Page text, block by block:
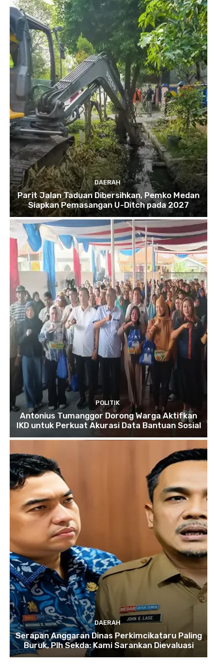
DAERAH
Parit Jalan Taduan Dibersihkan, Pemko Medan
Siapkan Pemasangan U-Ditch pada 2027
POLITIK
Antonius Tumanggor Dorong Warga Aktifkan
IKD untuk Perkuat Akurasi Data Bantuan Sosial
DAERAH
Serapan Anggaran Dinas Perkimcikataru Paling
Buruk, Plh Sekda: Kami Sarankan Dievaluasi